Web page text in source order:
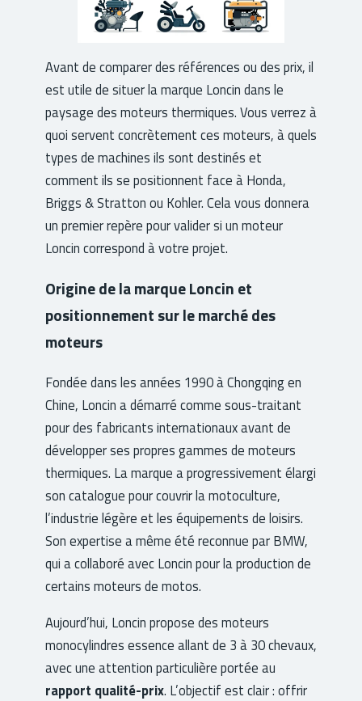
Avant de comparer des références ou des prix, il
est utile de situer la marque Loncin dans le
paysage des moteurs thermiques. Vous verrez à
quoi servent concrètement ces moteurs, à quels
types de machines ils sont destinés et
comment ils se positionnent face à Honda,
Briggs & Stratton ou Kohler. Cela vous donnera
un premier repère pour valider si un moteur
Loncin correspond à votre projet.
Origine de la marque Loncin et
positionnement sur le marché des
moteurs
Fondée dans les années 1990 à Chongqing en
Chine, Loncin a démarré comme sous-traitant
pour des fabricants internationaux avant de
développer ses propres gammes de moteurs
thermiques. La marque a progressivement élargi
son catalogue pour couvrir la motoculture,
l’industrie légère et les équipements de loisirs.
Son expertise a même été reconnue par BMW,
qui a collaboré avec Loncin pour la production de
certains moteurs de motos.
Aujourd’hui, Loncin propose des moteurs
monocylindres essence allant de 3 à 30 chevaux,
avec une attention particulière portée au
rapport qualité-prix. L’objectif est clair : offrir